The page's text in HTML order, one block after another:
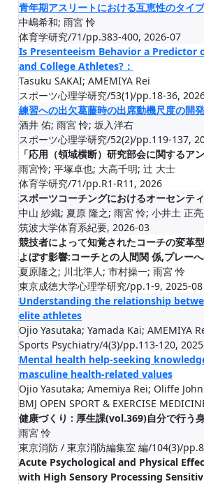
青年期アスリートにおける互恵性のタイ
中嶋希和; 雨宮 怜
体育学研究/71/pp.383-400, 2026-07
Is Presenteeism Behavior a Predictor
and College Athletes?：
Tasuku SAKAI; AMEMIYA Rei
スポーツ心理学研究/53(1)/pp.18-36,
練習への出欠葛藤時の出席動機尺度の開発
酒井 佑; 雨宮 怜; 坂入洋右
スポーツ心理学研究/52(2)/pp.119-137,
「応用（領域横断）研究部会に関するア
雨宮怜; 平塚卓也; 大高千明; 辻 大士
体育学研究/71/pp.R1-R11, 2026
スポーツコーチングにおけるオーセンテ
中山 紗織; 夏原 隆之; 雨宮 怜; 小井土 正
筑波大学体育系紀要, 2026-03
競技者によって知覚されたコーチの変革
よぼす影響:コーチとの人間関 係,プレー
夏原隆之; 川北準人; 市村操一; 雨宮 怜
東京成徳大学心理学研究/pp.1-9, 2025-08
Understanding the relationship
elite athletes
Ojio Yasutaka; Yamada Kai; AMEMIYA
Sports Psychiatry/4(3)/pp.113-120,
Mental health help-seeking
masculine health-related values
Ojio Yasutaka; Amemiya Rei; Oliffe
BMJ OPEN SPORT & EXERCISE
健康づくり : 厚生課(vol.369)自分で行う
雨宮 怜
東京消防 / 東京消防編集室 編/104(3)/
Acute Psychological and Physical
with High Sensory Processing